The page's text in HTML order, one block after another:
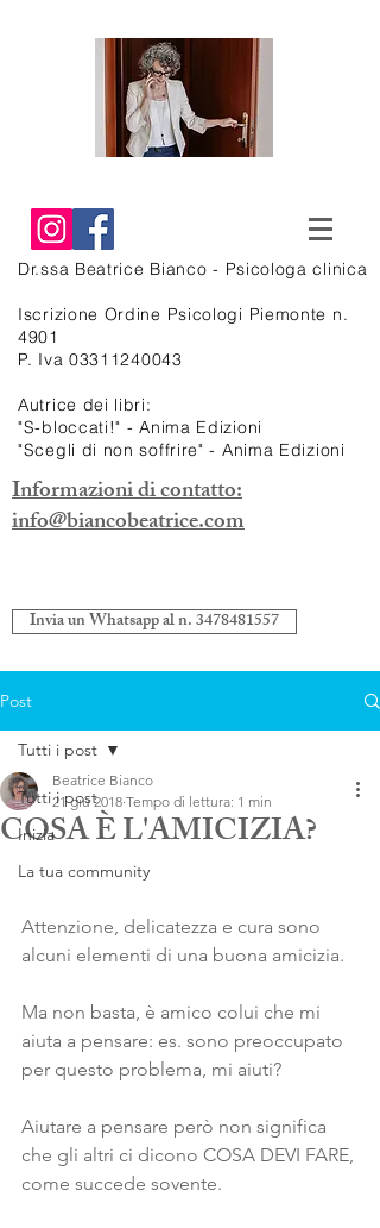
Dr.ssa Beatrice Bianco - Psicologa clinica
Iscrizione Ordine Psicologi Piemonte n.
4901
P. Iva 03311240043
Autrice dei libri:
"S-bloccati!" - Anima Edizioni
"Scegli di non soffrire" - Anima Edizioni
Informazioni di contatto:
info@biancobeatrice.com
Invia un Whatsapp al n. 3478481557
Post
Tutti i post
Inizia
La tua community
Tutti i post
COSA È L'AMICIZIA?
Beatrice Bianco
21 giu 2018 Tempo di lettura: 1 min
Attenzione, delicatezza e cura sono
alcuni elementi di una buona amicizia.
Ma non basta, è amico colui che mi
aiuta a pensare: es. sono preoccupato
per questo problema, mi aiuti?
Aiutare a pensare però non significa
che gli altri ci dicono COSA DEVI FARE,
come succede sovente.